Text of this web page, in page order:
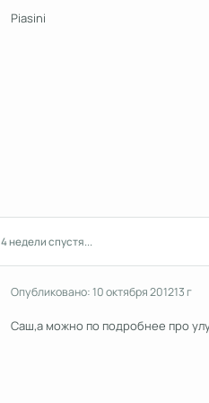
Piasini
4 недели спустя...
Опубликовано:10 октября 201213 г
Саш,а можно по подробнее про